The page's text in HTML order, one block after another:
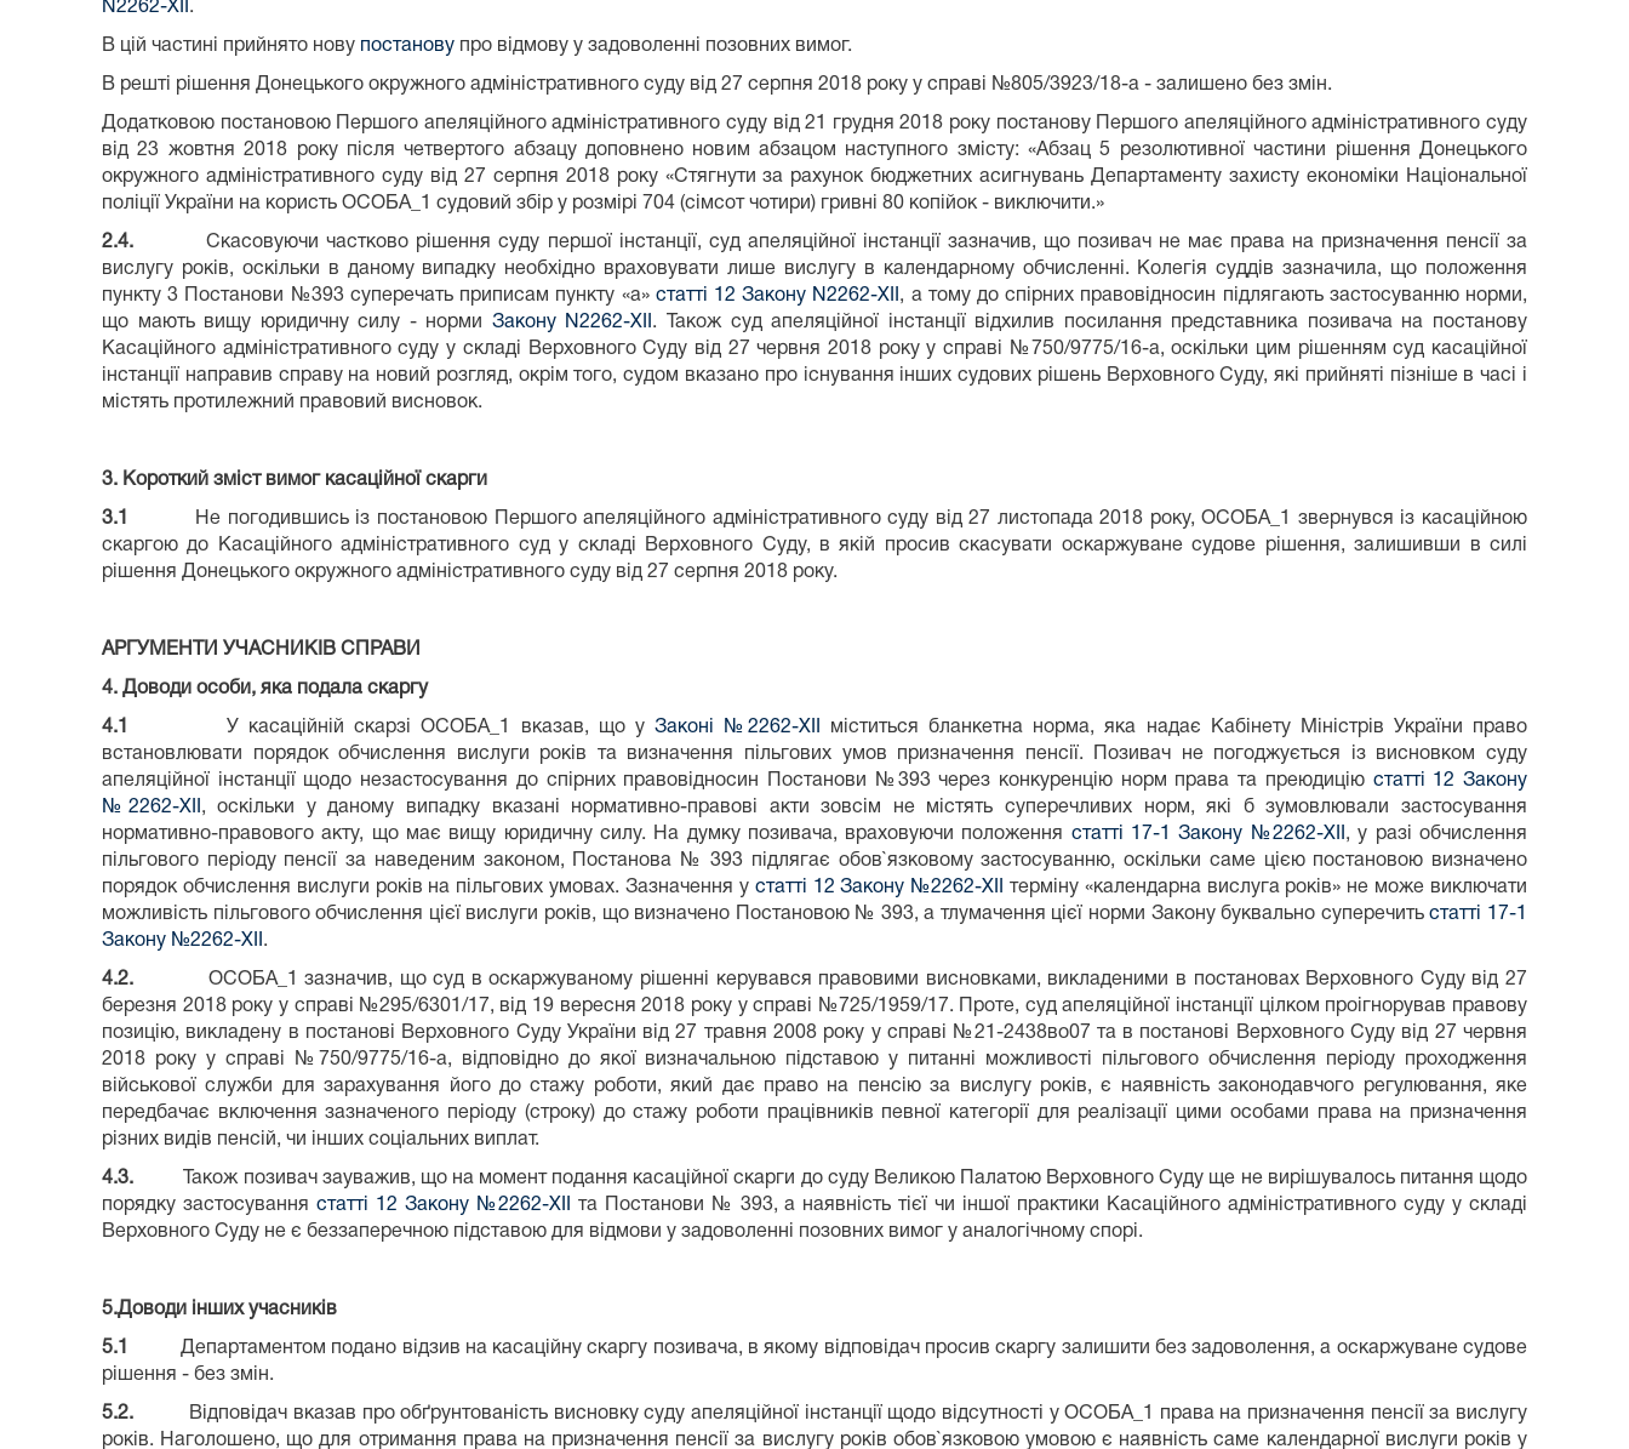
N2262-XII .
В цій частині прийнято нову постанову про відмову у задоволенні позовних вимог.
В решті рішення Донецького окружного адміністративного суду від 27 серпня 2018 року у справі №805/3923/18-а - залишено без змін.
Додатковою постановою Першого апеляційного адміністративного суду від 21 грудня 2018 року постанову Першого апеляційного адміністративного суду
від 23 жовтня 2018 року після четвертого абзацу доповнено новим абзацом наступного змісту: «Абзац 5 резолютивної частини рішення Донецького
окружного адміністративного суду від 27 серпня 2018 року «Стягнути за рахунок бюджетних асигнувань Департаменту захисту економіки Національної
поліції України на користь ОСОБА_1 судовий збір у розмірі 704 (сімсот чотири) гривні 80 копійок - виключити.»
2.4.Скасовуючи частково рішення суду першої інстанції, суд апеляційної інстанції зазначив, що позивач не має права на призначення пенсії за
вислугу років, оскільки в даному випадку необхідно враховувати лише вислугу в календарному обчисленні. Колегія суддів зазначила, що положення
пункту 3 Постанови №393 суперечать приписам пункту «а» статті 12 Закону N2262-XII , а тому до спірних правовідносин підлягають застосуванню норми,
що мають вищу юридичну силу - норми Закону N2262-XII . Також суд апеляційної інстанції відхилив посилання представника позивача на постанову
Касаційного адміністративного суду у складі Верховного Суду від 27 червня 2018 року у справі №750/9775/16-а, оскільки цим рішенням суд касаційної
інстанції направив справу на новий розгляд, окрім того, судом вказано про існування інших судових рішень Верховного Суду, які прийняті пізніше в часі і
містять протилежний правовий висновок.
3. Короткий зміст вимог касаційної скарги
3.1
Не погодившись із постановою Першого апеляційного адміністративного суду від 27 листопада 2018 року, ОСОБА_1 звернувся із касаційною
скаргою до Касаційного адміністративного суд у складі Верховного Суду, в якій просив скасувати оскаржуване судове рішення, залишивши в силі
рішення Донецького окружного адміністративного суду від 27 серпня 2018 року.
АРГУМЕНТИ УЧАСНИКІВ СПРАВИ
4. Доводи особи, яка подала скаргу
4.1 У касаційній скарзі ОСОБА_1 вказав, що у Законі №2262-XII
міститься бланкетна норма, яка надає Кабінету Міністрів України право
встановлювати порядок обчислення вислуги років та визначення пільгових умов призначення пенсії. Позивач не погоджується із висновком суду
апеляційної інстанції щодо незастосування до спірних правовідносин Постанови №393 через конкуренцію норм права та преюдицію статті 12 Закону
№2262-XII
, оскільки у даному випадку вказані нормативно-правові акти зовсім не містять суперечливих норм, які б зумовлювали застосування
нормативно-правового акту, що має вищу юридичну силу. На думку позивача, враховуючи положення статті 17-1 Закону №2262-XII , у разі обчислення
пільгового періоду пенсії за наведеним законом, Постанова № 393 підлягає обов`язковому застосуванню, оскільки саме цією постановою визначено
порядок обчислення вислуги років на пільгових умовах. Зазначення у статті 12 Закону №2262-XII
терміну «календарна вислуга років» не може виключати
можливість пільгового обчислення цієї вислуги років, що визначено Постановою № 393, а тлумачення цієї норми Закону буквально суперечитьстатті 17-1
Закону №2262-XII .
4.2.
ОСОБА_1 зазначив, що суд в оскаржуваному рішенні керувався правовими висновками, викладеними в постановах Верховного Суду від 27
березня 2018 року у справі №295/6301/17, від 19 вересня 2018 року у справі №725/1959/17. Проте, суд апеляційної інстанції цілком проігнорував правову
позицію, викладену в постанові Верховного Суду України від 27 травня 2008 року у справі №21-2438во07 та в постанові Верховного Суду від 27 червня
2018 року у справі №750/9775/16-а, відповідно до якої визначальною підставою у питанні можливості пільгового обчислення періоду проходження
військової служби для зарахування його до стажу роботи, який дає право на пенсію за вислугу років, є наявність законодавчого регулювання, яке
передбачає включення зазначеного періоду (строку) до стажу роботи працівників певної категорії для реалізації цими особами права на призначення
різних видів пенсій, чи інших соціальних виплат.
4.3.
Також позивач зауважив, що на момент подання касаційної скарги до суду Великою Палатою Верховного Суду ще не вирішувалось питання щодо
порядку застосування статті 12 Закону №2262-XII
та Постанови № 393, а наявність тієї чи іншої практики Касаційного адміністративного суду у складі
Верховного Суду не є беззаперечною підставою для відмови у задоволенні позовних вимог у аналогічному спорі.
5.Доводи інших учасників
5.1
Департаментом подано відзив на касаційну скаргу позивача, в якому відповідач просив скаргу залишити без задоволення, а оскаржуване судове
рішення - без змін.
5.2.
Відповідач вказав про обґрунтованість висновку суду апеляційної інстанції щодо відсутності у ОСОБА_1 права на призначення пенсії за вислугу
років. Наголошено, що для отримання права на призначення пенсії за вислугу років обов`язковою умовою є наявність саме календарної вислуги років у